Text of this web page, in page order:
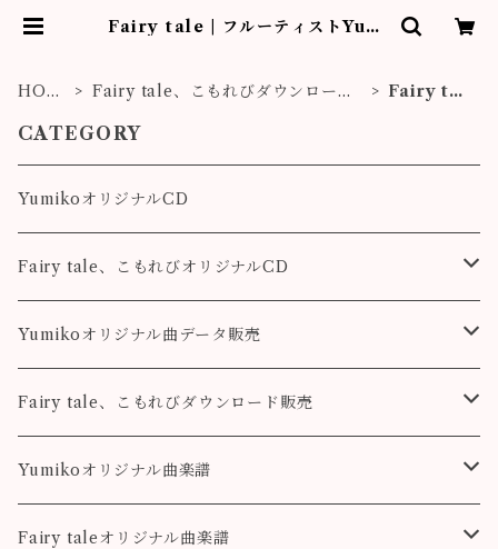
Fairy tale | フルーティストYumi
HOM
Fairy tale、こもれびダウンロード
Fairy tal
CATEGORY
YumikoオリジナルCD
Fairy tale、こもれびオリジナルCD
Fairy tale
こもれび
Yumikoオリジナル曲データ販売
Pleasure
Destiny
Destiny
colorful
Fairy tale、こもれびダウンロード販売
Fairy tale
こもれび
Yumikoオリジナル曲楽譜
Pleasure
Fairy taleオリジナル曲楽譜